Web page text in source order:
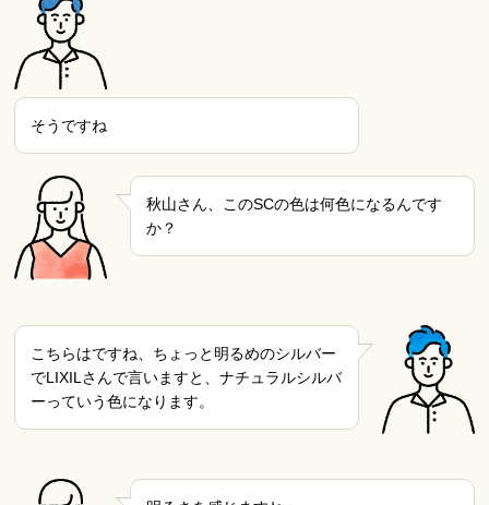
そうですね
秋山さん、このSCの色は何色になるんです
か？
こちらはですね、ちょっと明るめのシルバー
でLIXILさんで言いますと、ナチュラルシルバ
ーっていう色になります。